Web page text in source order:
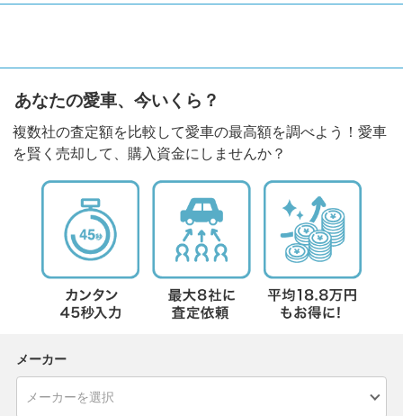
あなたの愛車、今いくら？
複数社の査定額を比較して愛車の最高額を調べよう！愛車
を賢く売却して、購入資金にしませんか？
メーカー